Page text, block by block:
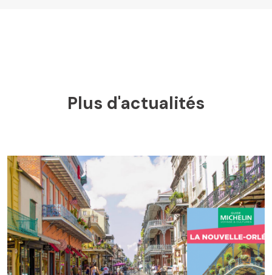
Plus d'actualités